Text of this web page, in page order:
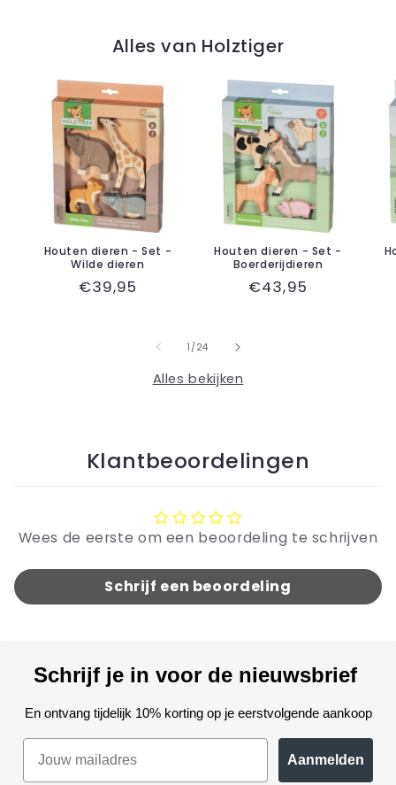
Alles van Holztiger
Houten dieren - Set -
Wilde dieren
Normale
€39,95
Houten dieren - Set -
Boerderijdieren
Normale
€43,95
1 /van
24
Alles bekijken
Klantbeoordelingen
Wees de eerste om een beoordeling te schrijven
Schrijf een beoordeling
Schrijf je in voor de nieuwsbrief
En ontvang tijdelijk 10% korting op je eerstvolgende aankoop
Aanmelden